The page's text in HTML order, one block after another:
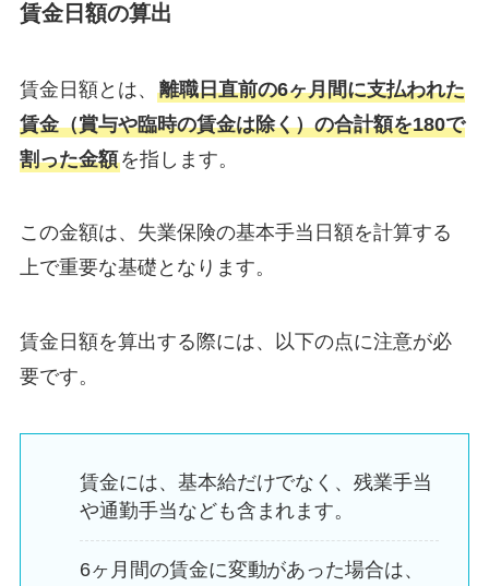
賃金日額の算出
賃金日額とは、 離職日直前の6ヶ月間に支払われた
賃金（賞与や臨時の賃金は除く）の合計額を180で
割った金額を指します。
この金額は、失業保険の基本手当日額を計算する
上で重要な基礎となります。
賃金日額を算出する際には、以下の点に注意が必
要です。
賃金には、基本給だけでなく、残業手当
や通勤手当なども含まれます。
6ヶ月間の賃金に変動があった場合は、